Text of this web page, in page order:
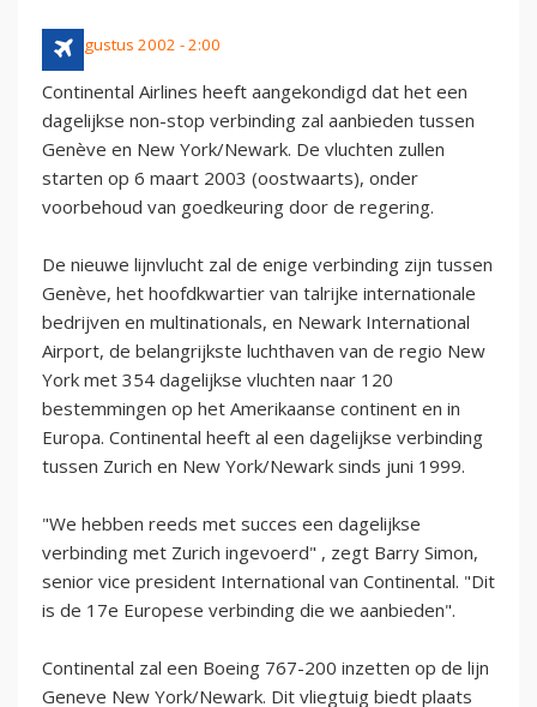
30 augustus 2002 - 2:00
Continental Airlines heeft aangekondigd dat het een
dagelijkse non-stop verbinding zal aanbieden tussen
Genève en New York/Newark. De vluchten zullen
starten op 6 maart 2003 (oostwaarts), onder
voorbehoud van goedkeuring door de regering.
De nieuwe lijnvlucht zal de enige verbinding zijn tussen
Genève, het hoofdkwartier van talrijke internationale
bedrijven en multinationals, en Newark International
Airport, de belangrijkste luchthaven van de regio New
York met 354 dagelijkse vluchten naar 120
bestemmingen op het Amerikaanse continent en in
Europa. Continental heeft al een dagelijkse verbinding
tussen Zurich en New York/Newark sinds juni 1999.
"We hebben reeds met succes een dagelijkse
verbinding met Zurich ingevoerd" , zegt Barry Simon,
senior vice president International van Continental. "Dit
is de 17e Europese verbinding die we aanbieden".
Continental zal een Boeing 767-200 inzetten op de lijn
Geneve New York/Newark. Dit vliegtuig biedt plaats